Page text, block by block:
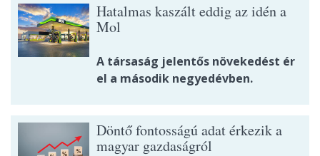
Hatalmas kaszált eddig az idén a
Mol
A társaság jelentős növekedést ér
el a második negyedévben.
Döntő fontosságú adat érkezik a
magyar gazdaságról